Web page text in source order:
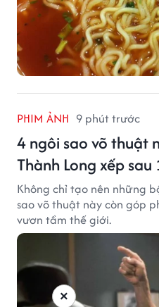
PHIM ẢNH 9 phút trước
4 ngôi sao võ thuật
Thành Long xếp
Không chỉ tạo nên những
sao võ thuật này còn góp
vươn tầm thế giới.
×